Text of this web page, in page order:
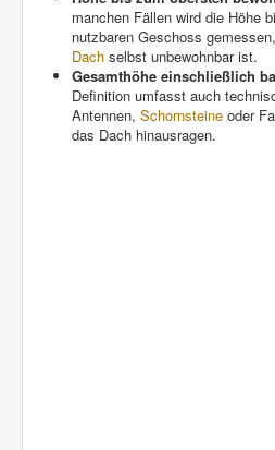
manchen Fällen wird die Höhe
nutzbaren Geschoss
Dach selbst unbewohnbar ist.
Gesamthöhe einschließlich
Definition umfasst auch
Antennen, Schornsteine oder
das Dach hinausragen.